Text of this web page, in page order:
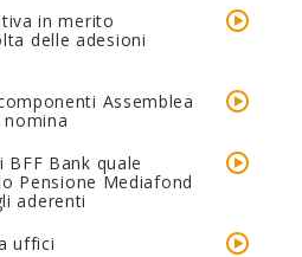
in merito
delle adesioni
Assemblea
BFF Bank quale
Pensione Mediafond
aderenti
uffici